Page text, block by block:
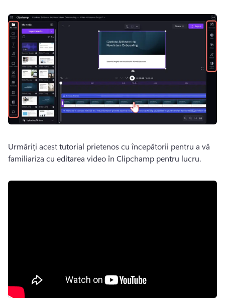
Urmăriți acest tutorial prietenos cu începătorii pentru a vă
familiariza cu editarea video în Clipchamp pentru lucru.